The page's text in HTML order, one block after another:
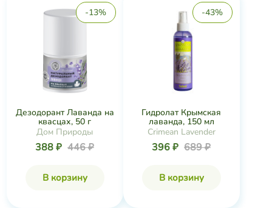
-13%
Дезодорант Лаванда на
квасцах, 50 г
Дом Природы
388 ₽ 446 ₽
В корзину
-43%
Гидролат Крымская
лаванда, 150 мл
Crimean Lavender
396 ₽ 689 ₽
В корзину